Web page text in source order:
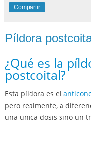
Compartir
Píldora
¿Qué es la
postcoital?
Esta píldora es el
pero realmente, a
una única dosis sino un